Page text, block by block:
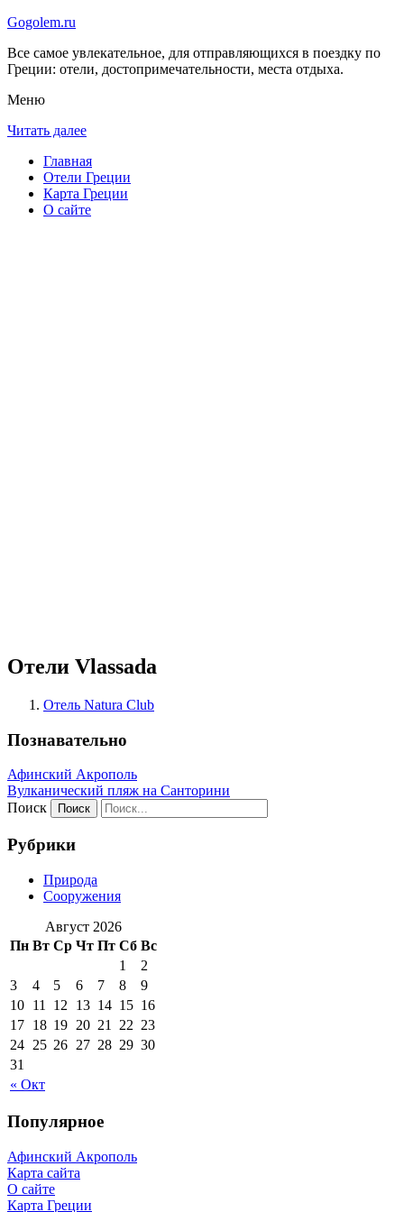
Gogolem.ru
Все самое увлекательное, для отправляющихся в поездку по
Греции: отели, достопримечательности, места отдыха.
Меню
Читать далее
Главная
Отели Греции
Карта Греции
О сайте
Отели Vlassada
Отель Natura Club
Познавательно
Афинский Акрополь
Вулканический пляж на Санторини
Поиск
Рубрики
Природа
Сооружения
Август 2026
Пн Вт Ср Чт Пт Сб Вс
« Окт
1
2
3
4 5 6 7 8
9
10 11 12 13 14 15 16
17 18 19 20 21 22 23
24 25 26 27 28 29 30
31
Популярное
Афинский Акрополь
Карта сайта
О сайте
Карта Греции